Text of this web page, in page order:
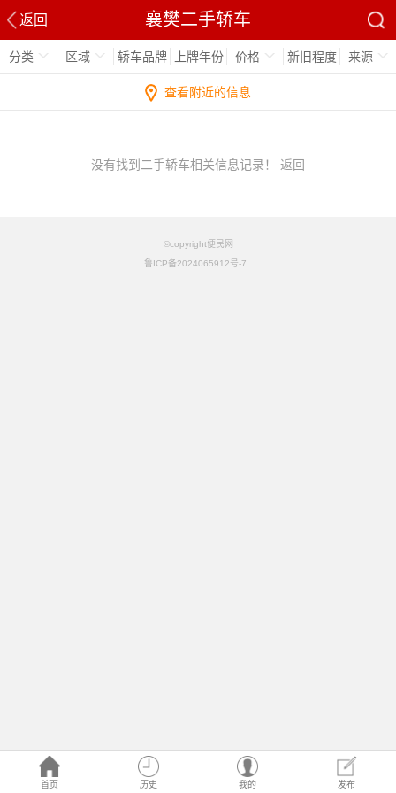
返回 襄樊二手轿车
首页 历史 我的 发布
分类 区域 轿车品牌 上牌年份 价格 新旧程度 来源
查看附近的信息
没有找到二手轿车相关信息记录！ 返回
©copyright便民网
鲁ICP备2024065912号-7